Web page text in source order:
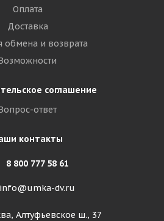
Оплата
Доставка
обмена и возврата
соглашение
ответ
контакты
8 800 777 58 61
info@umka-dv.ru
Алтуфьевское ш., 37